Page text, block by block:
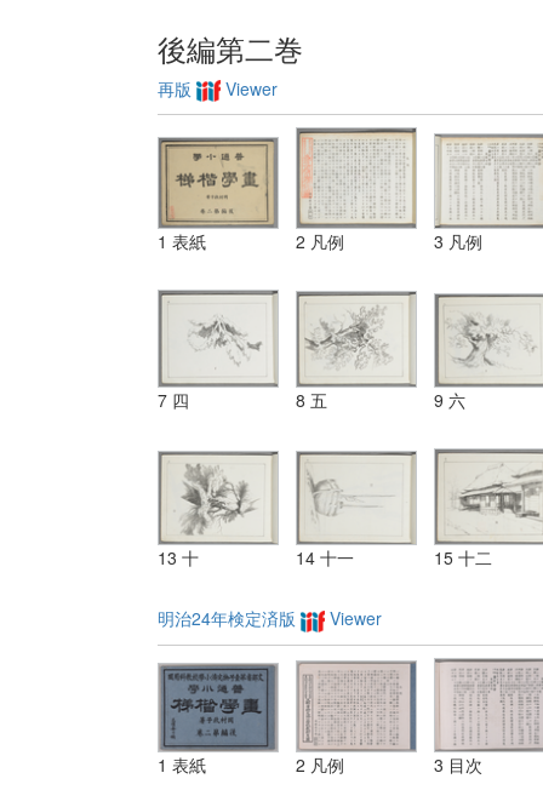
後編第二巻
再版 Viewer
1 表紙 2 凡例 3 凡例
7 四 8 五 9 六
13 十 14 十一 15 十二
明治24年検定済版 Viewer
1 表紙 2 凡例 3 目次